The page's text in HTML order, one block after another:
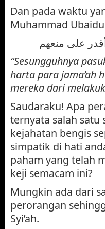
Dan pada waktu
Muhammad
“Sesungguhnya
harta para jama’ah
mereka dari
Saudaraku! Apa
ternyata salah satu
kejahatan bengis
simpatik di hati
paham yang telah
keji semacam ini?
Mungkin ada dari
perorangan
Syi’ah.